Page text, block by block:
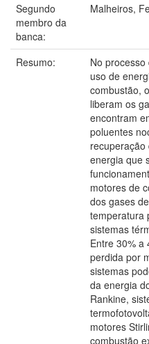
Segundo
membro da
banca:
Malheiros,
Resumo:
No
uso de
combustão,
liberam os
encontram
poluentes
energia que
motores de
dos gases
temperatura
sistemas
Entre 30% a
perdida por
sistemas
da energia
Rankine,
motores
combustão